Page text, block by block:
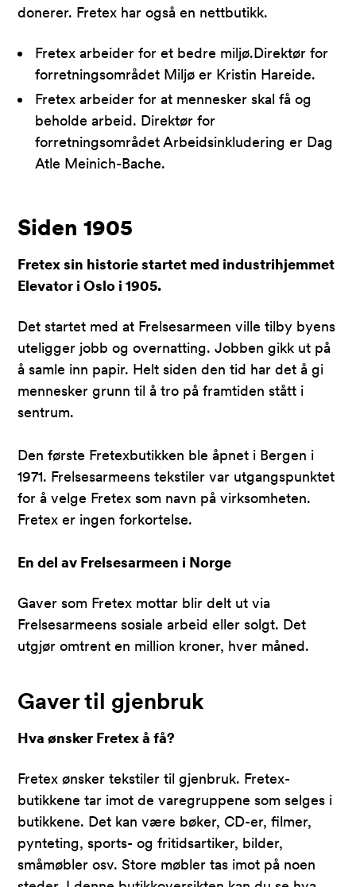
donerer. Fretex har også en nettbutikk.
Fretex arbeider for et bedre miljø.Direktør for
forretningsområdet Miljø er Kristin Hareide.
Fretex arbeider for at mennesker skal få og
beholde arbeid. Direktør for
forretningsområdet Arbeidsinkludering er Dag
Atle Meinich-Bache.
Siden 1905
Fretex sin historie startet med industrihjemmet
Elevator i Oslo i 1905.
Det startet med at Frelsesarmeen ville tilby byens
uteligger jobb og overnatting. Jobben gikk ut på
å samle inn papir. Helt siden den tid har det å gi
mennesker grunn til å tro på framtiden stått i
sentrum.
Den første Fretexbutikken ble åpnet i Bergen i
1971. Frelsesarmeens tekstiler var utgangspunktet
for å velge Fretex som navn på virksomheten.
Fretex er ingen forkortelse.
En del av Frelsesarmeen i Norge
Gaver som Fretex mottar blir delt ut via
Frelsesarmeens sosiale arbeid eller solgt. Det
utgjør omtrent en million kroner, hver måned.
Gaver til gjenbruk
Hva ønsker Fretex å få?
Fretex ønsker tekstiler til gjenbruk. Fretex-
butikkene tar imot de varegruppene som selges i
butikkene. Det kan være bøker, CD-er, filmer,
pynteting, sports- og fritidsartiker, bilder,
småmøbler osv. Store møbler tas imot på noen